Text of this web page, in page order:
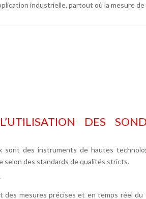
industrielle, partout où la mesure de
DES
sont des instruments de hautes
selon des standards de qualités stricts.
des mesures précises et en temps réel du